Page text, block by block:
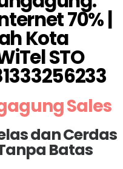
70% |
Kota
STO
Sales
dan Cerdas
Batas